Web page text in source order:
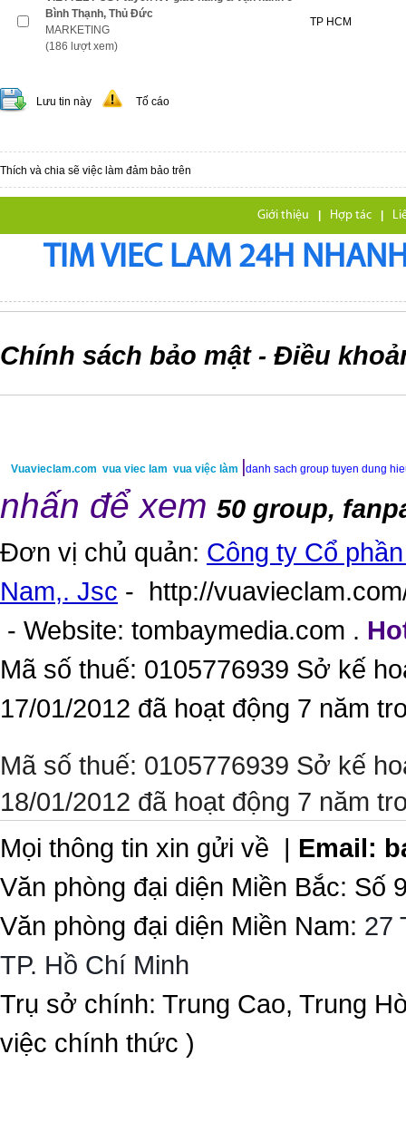
Bình Thạnh, Thủ Đức
MARKETING
(186 lượt xem)
TP HCM
Lưu tin này Tố cáo
Thích và chia sẽ việc làm đảm bảo trên
Giới thiệu | Hợp tác |
TIM VIEC LAM 24H
Chính sách bảo mật - Điều
Vuavieclam.com vua viec lam vua việc làm |danh sach group tuyen dung
nhấn để xem 50 group,
Đơn vị chủ quản: Công ty Cổ
Nam,. Jsc - http://
- Website: tombaymedia.com .
Mã số thuế: 0105776939 Sở kế
17/01/2012 đã hoạt động 7 năm
Mã số thuế: 0105776939 Sở kế
18/01/2012 đã hoạt động 7 năm
Mọi thông tin xin gửi về | Email:
Văn phòng đại diện Miền Bắc:
Văn phòng đại diện Miền Nam: 27
TP. Hồ Chí Minh
Trụ sở chính: Trung Cao, Trung
việc chính thức )